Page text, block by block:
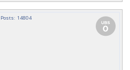
Posts: 14804